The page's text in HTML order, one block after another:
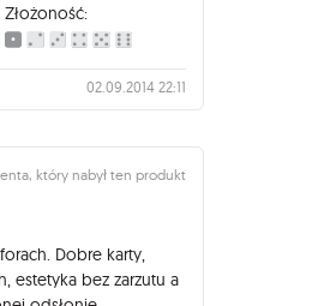
Złożoność:
02.09.2014 22:11
który nabył ten produkt
Dobre karty,
estetyka bez zarzutu a